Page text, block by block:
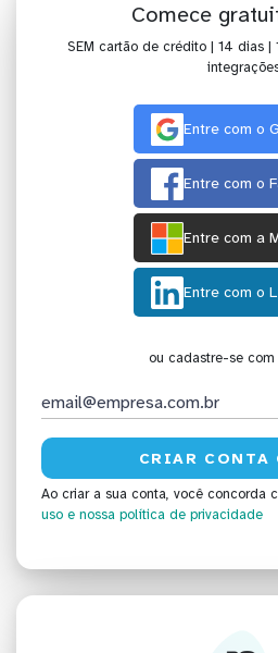
Comece
SEM cartão de crédito | 14 dias |
Entre com o
Entre com o
Entre com a
Entre com o
ou cadastre-se com
Ao criar a sua conta, você concorda
uso e nossa política de privacidade